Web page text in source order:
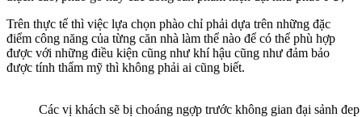
Trên thực tế thì việc lựa chọn phào chỉ phải dựa trên những đặc
điểm công năng của từng căn nhà làm thể nào để có thể phù hợp
được với những điều kiện cũng như khí hậu cũng như đảm bảo
được tính thẩm mỹ thì không phải ai cũng biết.
Các vị khách sẽ bị choáng ngợp trước không gian đại sảnh